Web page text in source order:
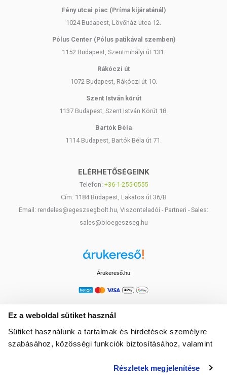
Ez a weboldal sütiket használ
Sütiket használunk a tartalmak és hirdetések személyre
szabásához, közösségi funkciók biztosításához, valamint
média-, hirdető- és elemező partnereinkkel megosztjuk az
Részletek megjelenítése
Fény utcai piac (Príma kijáratánál)
1024 Budapest, Lövőház utca 12.
Pólus Center (Pólus patikával szemben)
1152 Budapest, Szentmihályi út 131.
Rákóczi út
1072 Budapest, Rákóczi út 10.
Szent István körút
1137 Budapest, Szent István Körút 18.
Bartók Béla
1114 Budapest, Bartók Béla út 71.
ELÉRHETŐSÉGEINK
Telefon: +36-1-255-0555
Cím: 1184 Budapest, Lakatos út 36/B
Email: rendeles@egeszsegbolt.hu, Viszonteladói - Partneri - Sales:
sales@bioegeszseg.hu
Árukereső.hu